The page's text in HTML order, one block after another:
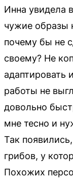
Инна увидела
чужие образы
почему бы не
своему? Не
адаптировать
работы не
довольно
мне тесно и
Так
грибов, у
Похожих